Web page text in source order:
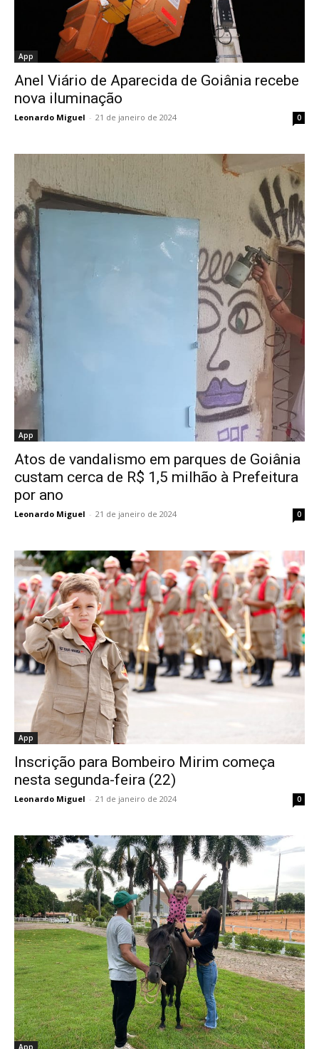
App
Anel Viário de Aparecida de Goiânia recebe
nova iluminação
Leonardo Miguel - 21 de janeiro de 2024 0
App
Atos de vandalismo em parques de Goiânia
custam cerca de R$ 1,5 milhão à Prefeitura
por ano
Leonardo Miguel - 21 de janeiro de 2024 0
App
Inscrição para Bombeiro Mirim começa
nesta segunda-feira (22)
Leonardo Miguel - 21 de janeiro de 2024 0